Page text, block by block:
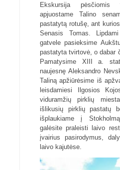
Ekskursija pėsčiomis
apjuostame Talino
pastatytą rotušę, ant
Senasis Tomas.
gatvele pasieksime
pastatyta tvirtovė, o dabar
Pamatysime XIII a.
naujesnę Aleksandro
Taliną apžiūrėsime iš
leisdamiesi Ilgosios
viduramžių pirklių
išlikusių pirklių pastatų
išplaukiame į
galėsite praleisti laivo
įvairius pasirodymus,
laivo kajutėse.